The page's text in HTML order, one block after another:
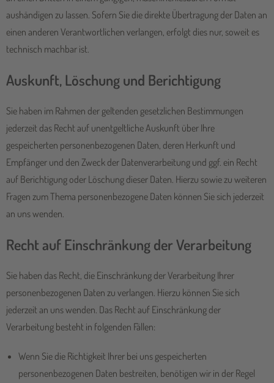
aushändigen zu lassen. Sofern Sie die direkte Übertragung der Daten an
einen anderen Verantwortlichen verlangen, erfolgt dies nur, soweit es
technisch machbar ist.
Auskunft, Löschung und Berichtigung
Sie haben im Rahmen der geltenden gesetzlichen Bestimmungen
jederzeit das Recht auf unentgeltliche Auskunft über Ihre
gespeicherten personenbezogenen Daten, deren Herkunft und
Empfänger und den Zweck der Datenverarbeitung und ggf. ein Recht
auf Berichtigung oder Löschung dieser Daten. Hierzu sowie zu weiteren
Fragen zum Thema personenbezogene Daten können Sie sich jederzeit
an uns wenden.
Recht auf Einschränkung der Verarbeitung
Sie haben das Recht, die Einschränkung der Verarbeitung Ihrer
personenbezogenen Daten zu verlangen. Hierzu können Sie sich
jederzeit an uns wenden. Das Recht auf Einschränkung der
Verarbeitung besteht in folgenden Fällen:
Wenn Sie die Richtigkeit Ihrer bei uns gespeicherten
personenbezogenen Daten bestreiten, benötigen wir in der Regel